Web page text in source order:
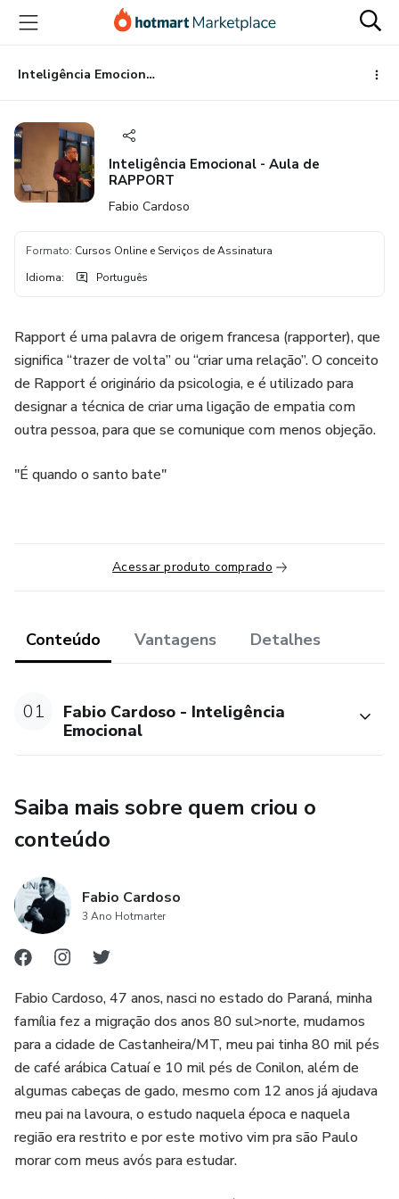
para
conteúdo
principal
para
pagamento
para
rodapé
Inteligência Emocional - Aula de RAPPORT
Inteligência Emocional - Aula de
RAPPORT
Fabio Cardoso
Formato: Cursos Online e Serviços de Assinatura
Idioma: Português
Rapport é uma palavra de origem francesa (rapporter), que
significa “trazer de volta” ou “criar uma relação”. O conceito
de Rapport é originário da psicologia, e é utilizado para
designar a técnica de criar uma ligação de empatia com
outra pessoa, para que se comunique com menos objeção.
"É quando o santo bate"
Acessar produto comprado
Conteúdo Vantagens Detalhes
01
Fabio Cardoso - Inteligência
Emocional
Saiba mais sobre quem criou o
conteúdo
Fabio Cardoso
3 Ano Hotmarter
Fabio Cardoso, 47 anos, nasci no estado do Paraná, minha
família fez a migração dos anos 80 sul>norte, mudamos
para a cidade de Castanheira/MT, meu pai tinha 80 mil pés
de café arábica Catuaí e 10 mil pés de Conilon, além de
algumas cabeças de gado, mesmo com 12 anos já ajudava
meu pai na lavoura, o estudo naquela época e naquela
região era restrito e por este motivo vim pra são Paulo
morar com meus avós para estudar.